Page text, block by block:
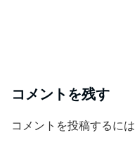
コメントを残す
コメントを投稿するには